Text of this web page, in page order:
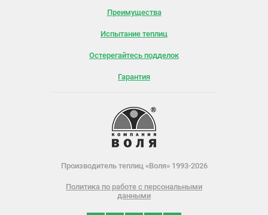
Преимущества
Испытание теплиц
Остерегайтесь подделок
Гарантия
Производитель теплиц «Воля» 1993-2026
Политика по работе с персональными
данными